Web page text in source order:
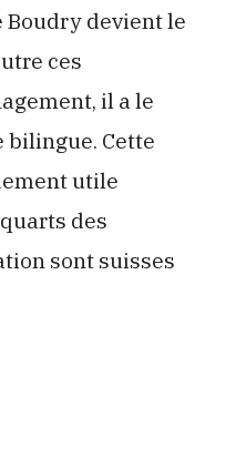
Boudry devient le
ces
il a le
bilingue. Cette
utile
des
sont suisses